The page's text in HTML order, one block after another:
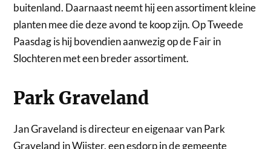
buitenland. Daarnaast neemt hij een assortiment kleine
planten mee die deze avond te koop zijn. Op Tweede
Paasdag is hij bovendien aanwezig op de Fair in
Slochteren met een breder assortiment.
Park Graveland
Jan Graveland is directeur en eigenaar van Park
Graveland in Wijster, een esdorp in de gemeente